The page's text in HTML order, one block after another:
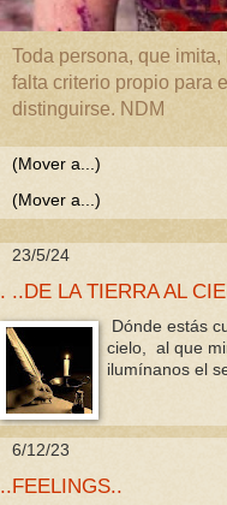
Toda persona, que
falta criterio propio para
distinguirse. NDM
23/5/24
. ..DE LA TIERRA AL
Dónde estás
cielo, al que
ilumínanos el
6/12/23
..FEELINGS..